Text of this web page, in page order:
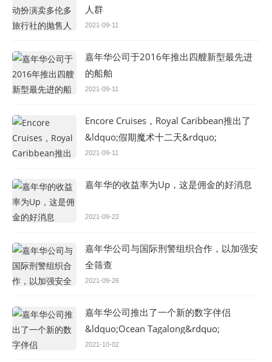
人群
2021-09-11
嘉年华公司于2016年推出四艘新型最先进
的船舶
2021-09-11
Encore Cruises，Royal Caribbean推出了
&ldquo;假期魔术十二天&rdquo;
2021-09-11
嘉年华的收益率为Up，这是佣金的好消息
2021-09-22
嘉年华公司与国际刑警组织合作，以加强安
全筛查
2021-09-26
嘉年华公司推出了一个新的数字伴侣
&ldquo;Ocean Tagalong&rdquo;
2021-10-02